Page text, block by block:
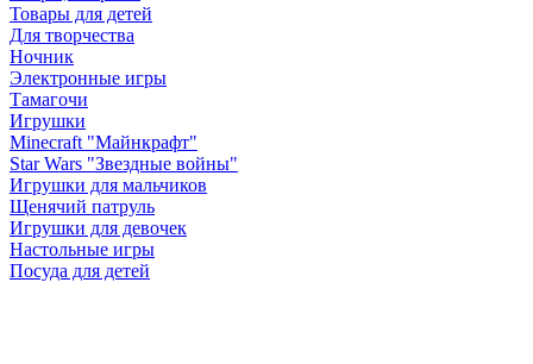
Товары для детей
Для творчества
Ночник
Электронные игры
Тамагочи
Игрушки
Minecraft "Майнкрафт"
Star Wars "Звездные войны"
Игрушки для мальчиков
Щенячий патруль
Игрушки для девочек
Настольные игры
Посуда для детей